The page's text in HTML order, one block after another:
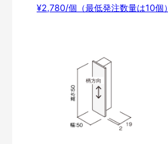
¥2,780/個（最低発注数量は10個）